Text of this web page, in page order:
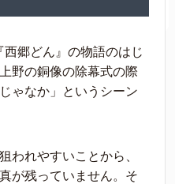
郷どん』の物語のはじ
野の銅像の除幕式の際
ゃなか」というシーン
われやすいことから、
が残っていません。そ